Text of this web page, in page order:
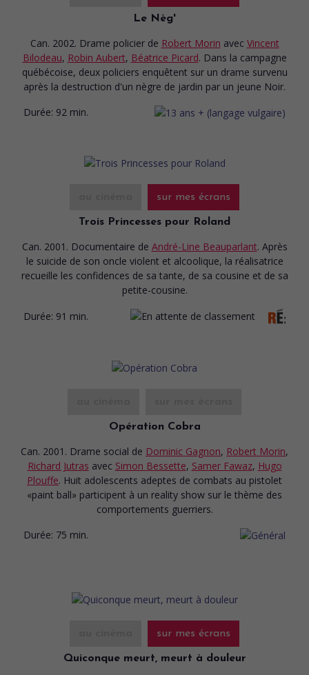
Le Nèg'
Can. 2002. Drame policier de Robert Morin avec Vincent
Bilodeau, Robin Aubert, Béatrice Picard. Dans la campagne
québécoise, deux policiers enquêtent sur un drame survenu
après la destruction d'un nègre de jardin par un jeune Noir.
Durée: 92 min.
sur mes écrans
Trois Princesses pour Roland
Can. 2001. Documentaire de André-Line Beauparlant. Après
le suicide de son oncle violent et alcoolique, la réalisatrice
recueille les confidences de sa tante, de sa cousine et de sa
petite-cousine.
Durée: 91 min.
Opération Cobra
Can. 2001. Drame social de Dominic Gagnon, Robert Morin,
Richard Jutras avec Simon Bessette, Samer Fawaz, Hugo
Plouffe. Huit adolescents adeptes de combats au pistolet
«paint ball» participent à un reality show sur le thème des
comportements guerriers.
Durée: 75 min.
sur mes écrans
Quiconque meurt, meurt à douleur